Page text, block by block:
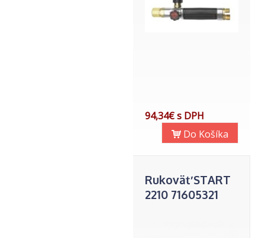
94,34€ s DPH
Do Košíka
Rukoväť START
2210 71605321